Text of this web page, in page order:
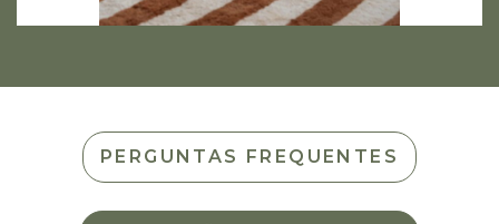
PERGUNTAS FREQUENTES